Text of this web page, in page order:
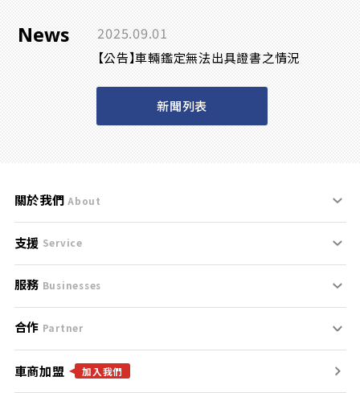
News 2025.09.01
【公告】車輛鑑定無法出具證書之情況
新聞列表
關於我們 About
刊登規範
服務條款
免責聲明
隱私權政策
支援 Service
支援中心
聯絡我們
服務 Businesses
什麼是Goo鑑定？
找好車
合作 Partner
合作夥伴
車商加盟 加入我們